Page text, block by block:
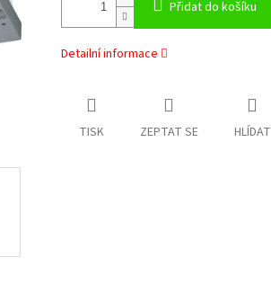
Přidat do košíku
Detailní informace
TISK ZEPTAT SE HLÍDAT